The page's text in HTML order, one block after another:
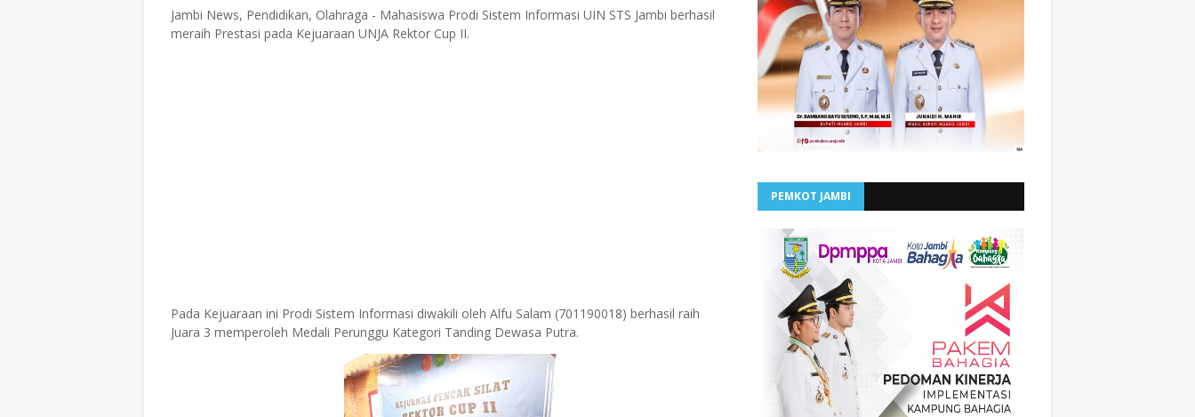
Jambi News, Pendidikan, Olahraga - Mahasiswa Prodi Sistem Informasi UIN STS Jambi berhasil
meraih Prestasi pada Kejuaraan UNJA Rektor Cup II.
Pada Kejuaraan ini Prodi Sistem Informasi diwakili oleh Alfu Salam (701190018) berhasil raih
Juara 3 memperoleh Medali Perunggu Kategori Tanding Dewasa Putra.
PEMKOT JAMBI